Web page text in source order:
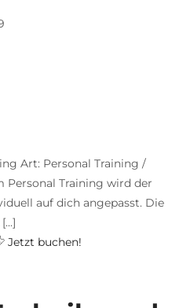
Art: Personal Training /
Personal Training wird der
auf dich angepasst. Die
Jetzt buchen!